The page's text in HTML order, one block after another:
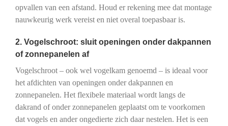
opvallen van een afstand. Houd er rekening mee dat montage
nauwkeurig werk vereist en niet overal toepasbaar is.
2. Vogelschroot: sluit openingen onder dakpannen
of zonnepanelen af
Vogelschroot – ook wel vogelkam genoemd – is ideaal voor
het afdichten van openingen onder dakpannen en
zonnepanelen. Het flexibele materiaal wordt langs de
dakrand of onder zonnepanelen geplaatst om te voorkomen
dat vogels en ander ongedierte zich daar nestelen. Het is een